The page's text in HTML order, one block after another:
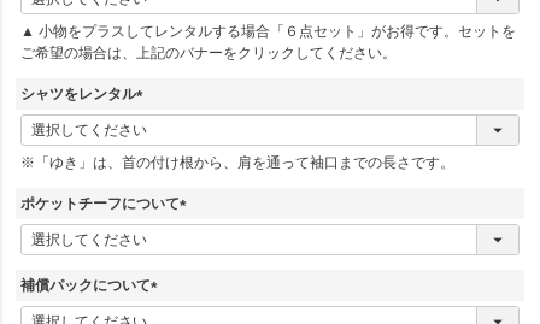
必
須
)
▲ 小物をプラスしてレンタルする場合「６点セット」がお得です。セットを
ご希望の場合は、上記のバナーをクリックしてください。
シャツをレンタル
(
必
須
※「ゆき」は、首の付け根から、肩を通って袖口までの長さです。
ポケットチーフについて
(
必
補償パックについて
(